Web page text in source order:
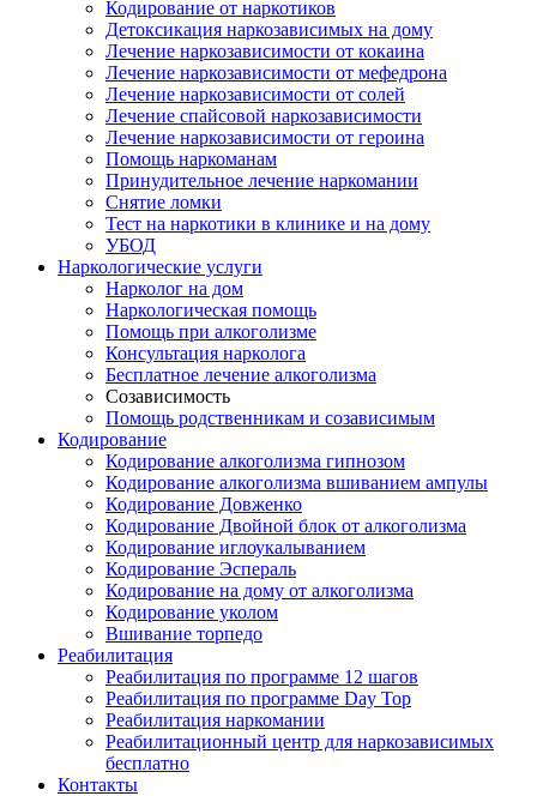
Кодирование от наркотиков
Детоксикация наркозависимых на дому
Лечение наркозависимости от кокаина
Лечение наркозависимости от мефедрона
Лечение наркозависимости от солей
Лечение спайсовой наркозависимости
Лечение наркозависимости от героина
Помощь наркоманам
Принудительное лечение наркомании
Снятие ломки
Тест на наркотики в клинике и на дому
УБОД
Наркологические услуги
Нарколог на дом
Наркологическая помощь
Помощь при алкоголизме
Консультация нарколога
Бесплатное лечение алкоголизма
Созависимость
Помощь родственникам и созависимым
Кодирование
Кодирование алкоголизма гипнозом
Кодирование алкоголизма вшиванием ампулы
Кодирование Довженко
Кодирование Двойной блок от алкоголизма
Кодирование иглоукалыванием
Кодирование Эспераль
Кодирование на дому от алкоголизма
Кодирование уколом
Вшивание торпедо
Реабилитация
Реабилитация по программе 12 шагов
Реабилитация по программе Day Top
Реабилитация наркомании
Реабилитационный центр для наркозависимых
бесплатно
Контакты